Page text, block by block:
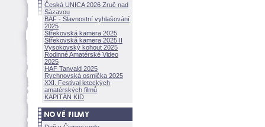
Česká UNICA 2026 Zruč nad
Sázavou
BAF - Slavnostní vyhlašování
2025
Střekovská kamera 2025
Střekovská kamera 2025 II
Vysokovský kohout 2025
Rodinné Amatérské Video
2025
HAF Tanvald 2025
Rychnovská osmička 2025
XXI. Festival leteckých
amatérských filmů
KAPITÁN KID